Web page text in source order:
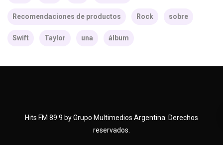
Recomendaciones de productos Rock sobre
Swift Taylor una álbum
Hits FM 89.9 by Grupo Multimedios Argentina. Derechos
reservados.